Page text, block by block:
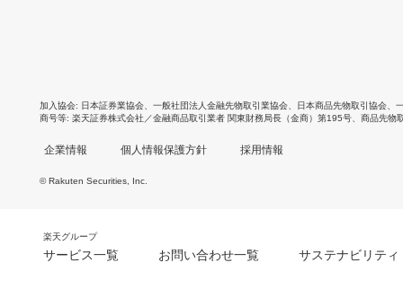
加入協会 日本証券業協会 一般社団法人金融先物取引業協会 日本商品先物取引協会
商号等 楽天証券株式会社／金融商品取引業者 関東財務局長（金商）第195号、商品先物
企業情報 個人情報保護方針 採用情報
© Rakuten Securities, Inc.
楽天グループ
サービス一覧 お問い合わせ一覧 サステナビリティ